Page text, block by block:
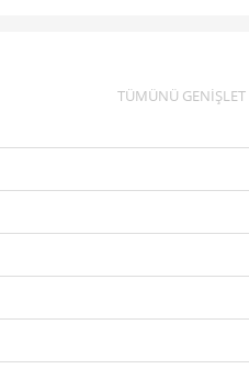
TÜMÜNÜ GENİŞLET